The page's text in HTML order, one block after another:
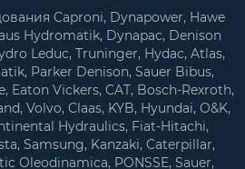
Caproni, Dynapower, Hawe
Hydromatik, Dynapac, Denison
Leduc, Truninger, Hydac, Atlas,
Parker Denison, Sauer Bibus,
Eaton Vickers, CAT, Bosch-Rexroth,
Volvo, Claas, KYB, Hyundai, O&K,
Hydraulics, Fiat-Hitachi,
Samsung, Kanzaki, Caterpillar,
Oleodinamica, PONSSE, Sauer,